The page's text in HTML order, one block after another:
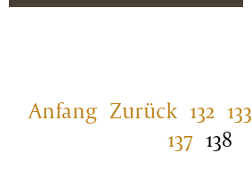
Anfang Zurück 132 133
137 138